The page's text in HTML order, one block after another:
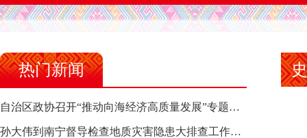
热门新闻
自治区政协召开“推动向海经济高质量发展”专题调研座谈会 钱学明出席并讲话
孙大伟到南宁督导检查地质灾害隐患大排查工作时强调 筑牢地质灾害安全防线 全力保障人民群众生命财产安全